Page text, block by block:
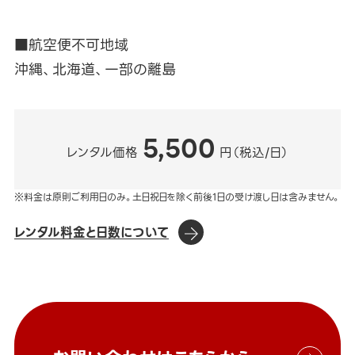
■航空便不可地域
沖縄、北海道、一部の離島
レンタル価格 5,500 円（税込/日）
※料金は原則ご利用日のみ。土日祝日を除く前後1日の受け渡し日は含みません。
レンタル料金と日数について